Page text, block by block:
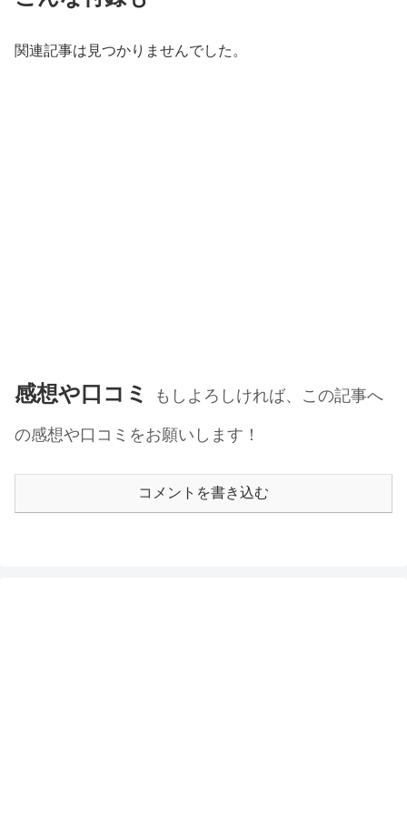
関連記事は見つかりませんでした。
感想や口コミ
もしよろしければ、この記事へ
の感想や口コミをお願いします！
コメントを書き込む